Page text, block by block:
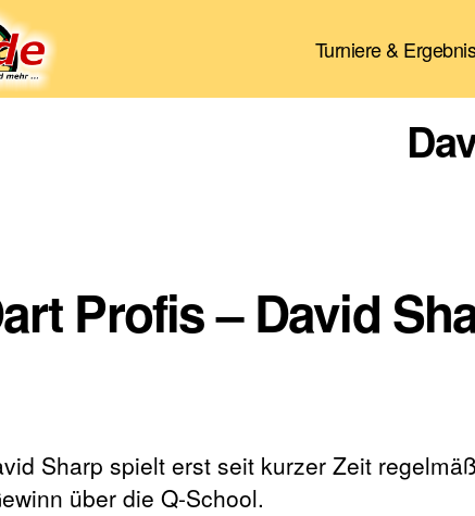
Turniere &
Profis – David
Sharp spielt erst seit kurzer Zeit
über die Q-School.